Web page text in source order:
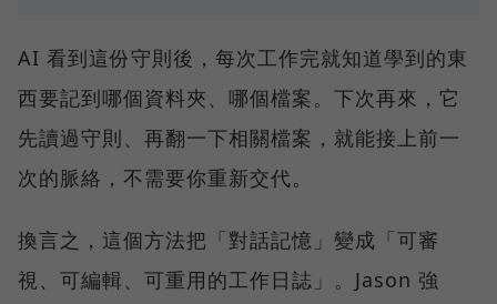
AI 看到這份守則後，每次工作完就知道學到的東
西要記到哪個資料夾、哪個檔案。下次再來，它
先讀過守則、再翻一下相關檔案，就能接上前一
次的脈絡，不需要你重新交代。
換言之，這個方法把「對話記憶」變成「可審
視、可編輯、可重用的工作日誌」。Jason 強